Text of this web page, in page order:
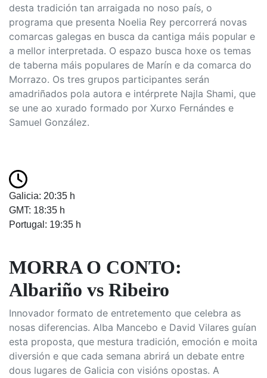
desta tradición tan arraigada no noso país, o
programa que presenta Noelia Rey percorrerá novas
comarcas galegas en busca da cantiga máis popular e
a mellor interpretada. O espazo busca hoxe os temas
de taberna máis populares de Marín e da comarca do
Morrazo. Os tres grupos participantes serán
amadriñados pola autora e intérprete Najla Shami, que
se une ao xurado formado por Xurxo Fernándes e
Samuel González.
Galicia: 20:35 h
GMT: 18:35 h
Portugal: 19:35 h
MORRA O CONTO:
Albariño vs Ribeiro
Innovador formato de entretemento que celebra as
nosas diferencias. Alba Mancebo e David Vilares guían
esta proposta, que mestura tradición, emoción e moita
diversión e que cada semana abrirá un debate entre
dous lugares de Galicia con visións opostas. A